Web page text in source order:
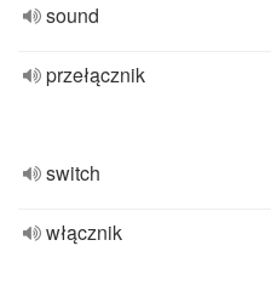
sound
przełącznik
switch
włącznik